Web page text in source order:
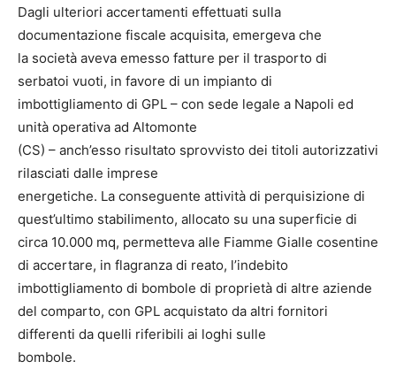
Dagli ulteriori accertamenti effettuati sulla
documentazione fiscale acquisita, emergeva che
la società aveva emesso fatture per il trasporto di
serbatoi vuoti, in favore di un impianto di
imbottigliamento di GPL – con sede legale a Napoli ed
unità operativa ad Altomonte
(CS) – anch’esso risultato sprovvisto dei titoli autorizzativi
rilasciati dalle imprese
energetiche. La conseguente attività di perquisizione di
quest’ultimo stabilimento, allocato su una superficie di
circa 10.000 mq, permetteva alle Fiamme Gialle cosentine
di accertare, in flagranza di reato, l’indebito
imbottigliamento di bombole di proprietà di altre aziende
del comparto, con GPL acquistato da altri fornitori
differenti da quelli riferibili ai loghi sulle
bombole.